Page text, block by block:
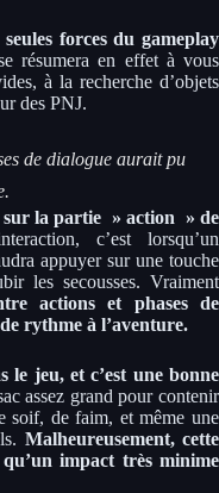
forces du gameplay
résumera en effet à vous
à la recherche d’objets
des PNJ.
de dialogue aurait pu
la partie » action » de
c’est lorsqu’un
appuyer sur une touche
les secousses. Vraiment
actions et phases de
rythme à l’aventure.
le jeu, et c’est une bonne
assez grand pour contenir
soif, de faim, et même une
Malheureusement, cette
impact très minime